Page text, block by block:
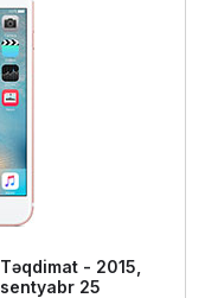
Təqdimat - 2015,
sentyabr 25